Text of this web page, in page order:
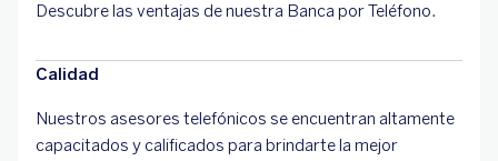
Descubre las ventajas de nuestra Banca por Teléfono.
Calidad
Nuestros asesores telefónicos se encuentran altamente
capacitados y calificados para brindarte la mejor